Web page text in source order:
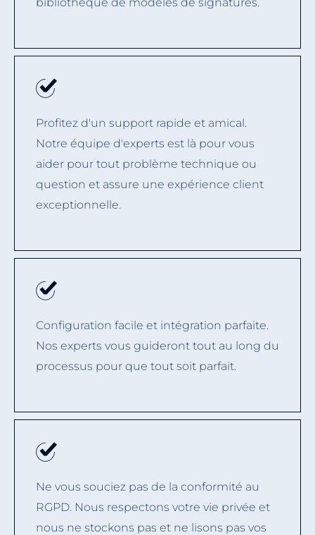
Profitez d'un support rapide et amical.
Notre équipe d'experts est là pour vous
aider pour tout problème technique ou
question et assure une expérience client
exceptionnelle.
Configuration facile et intégration parfaite.
Nos experts vous guideront tout au long du
processus pour que tout soit parfait.
Ne vous souciez pas de la conformité au
RGPD. Nous respectons votre vie privée et
nous ne stockons pas et ne lisons pas vos